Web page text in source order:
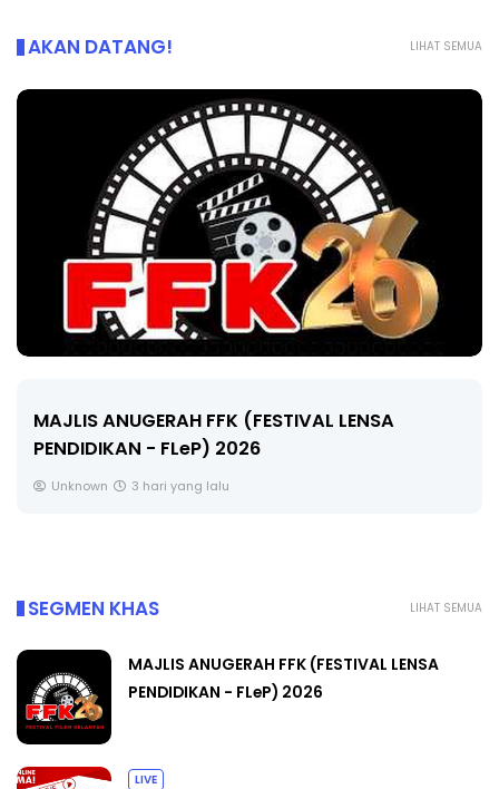
LIHAT SEMUA
AKAN DATANG!
🔴 [LIVE] MATEMATIK SR, WANG TAHUN 6 OLEH
CIKGU ANITA #ALLINONE #141 #...
LIHAT SEMUA
SEGMEN KHAS
MAJLIS ANUGERAH FFK (FESTIVAL LENSA
PENDIDIKAN - FLeP) 2026
LIVE